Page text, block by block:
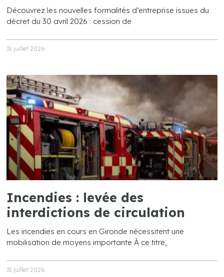
Découvrez les nouvelles formalités d’entreprise issues du
décret du 30 avril 2026 : cession de
31 juillet 2026
Incendies : levée des
interdictions de circulation
Les incendies en cours en Gironde nécessitent une
mobilisation de moyens importante À ce titre,
31 juillet 2026